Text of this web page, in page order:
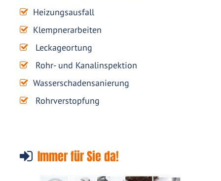
Heizungsausfall
Klempnerarbeiten
Leckageortung
Rohr- und Kanalinspektion
Wasserschadensanierung
Rohrverstopfung
Immer für Sie da!